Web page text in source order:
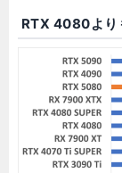
RTX 4080より